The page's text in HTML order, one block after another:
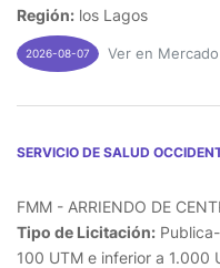
Región: los Lagos
2026-08-07 Ver en
SERVICIO DE SALUD
FMM - ARRIENDO DE
Tipo de Licitación:
100 UTM e inferior a 1.000